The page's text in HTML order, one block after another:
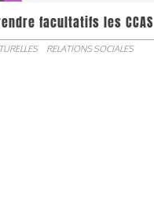
facultatifs les CCAS
RELATIONS SOCIALES